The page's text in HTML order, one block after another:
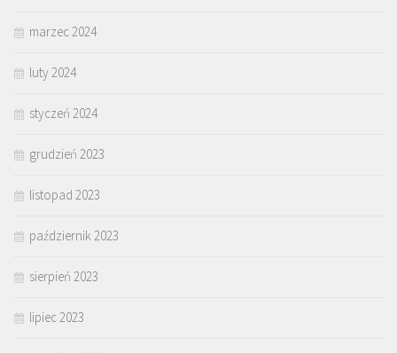
marzec 2024
luty 2024
styczeń 2024
grudzień 2023
listopad 2023
październik 2023
sierpień 2023
lipiec 2023